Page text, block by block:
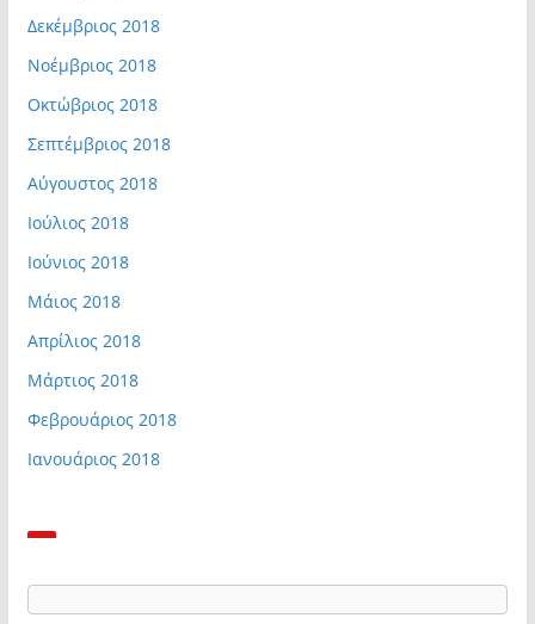
Δεκέμβριος 2018
Νοέμβριος 2018
Οκτώβριος 2018
Σεπτέμβριος 2018
Αύγουστος 2018
Ιούλιος 2018
Ιούνιος 2018
Μάιος 2018
Απρίλιος 2018
Μάρτιος 2018
Φεβρουάριος 2018
Ιανουάριος 2018